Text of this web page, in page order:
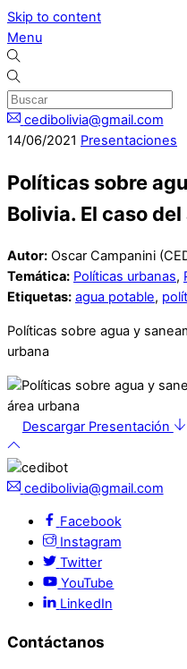
Skip to content
Menu
cedibolivia@gmail.com
14/06/2021 Presentaciones
Políticas sobre
Bolivia. El caso
Autor: Oscar Campanini
Temática: Políticas urbanas,
Etiquetas: agua potable,
Políticas sobre agua y
urbana
Descargar Presentación
cedibolivia@gmail.com
Facebook
Instagram
Twitter
YouTube
LinkedIn
Contáctanos